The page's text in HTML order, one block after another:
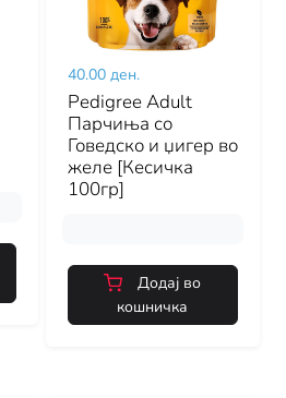
40.00 ден.
Pedigree Adult
Парчиња со
Говедско и џигер во
желе [Кесичка
100гр]
Додај во
кошничка